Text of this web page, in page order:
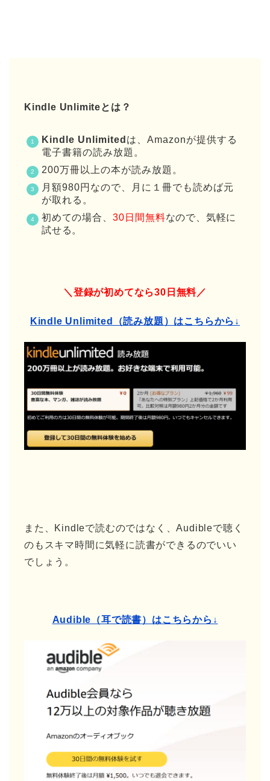
Kindle Unlimiteとは？
Kindle Unlimited は、Amazonが提供する
電子書籍の読み放題。
200万冊以上の本が読み放題。
月額980円なので、月に１冊でも読めば元
が取れる。
初めての場合、 30 日間無料なので、気軽に
試せる。
＼登録が初めてなら30日無料／
Kindle Unlimited（読み放題）はこちらから↓
また、Kindleで読むのではなく、Audibleで聴く
のもスキマ時間に気軽に読書ができるのでいい
でしょう。
Audible（耳で読書）はこちらから↓